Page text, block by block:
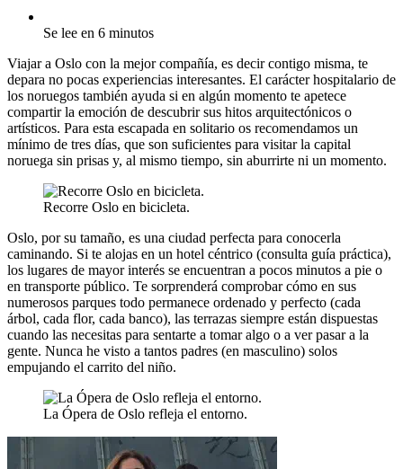
Se lee en 6 minutos
Viajar a Oslo con la mejor compañía, es decir contigo misma, te
depara no pocas experiencias interesantes. El carácter hospitalario de
los noruegos también ayuda si en algún momento te apetece
compartir la emoción de descubrir sus hitos arquitectónicos o
artísticos. Para esta escapada en solitario os recomendamos un
mínimo de tres días, que son suficientes para visitar la capital
noruega sin prisas y, al mismo tiempo, sin aburrirte ni un momento.
Recorre Oslo en bicicleta.
Oslo, por su tamaño, es una ciudad perfecta para conocerla
caminando. Si te alojas en un hotel céntrico (consulta guía práctica),
los lugares de mayor interés se encuentran a pocos minutos a pie o
en transporte público. Te sorprenderá comprobar cómo en sus
numerosos parques todo permanece ordenado y perfecto (cada
árbol, cada flor, cada banco), las terrazas siempre están dispuestas
cuando las necesitas para sentarte a tomar algo o a ver pasar a la
gente. Nunca he visto a tantos padres (en masculino) solos
empujando el carrito del niño.
La Ópera de Oslo refleja el entorno.